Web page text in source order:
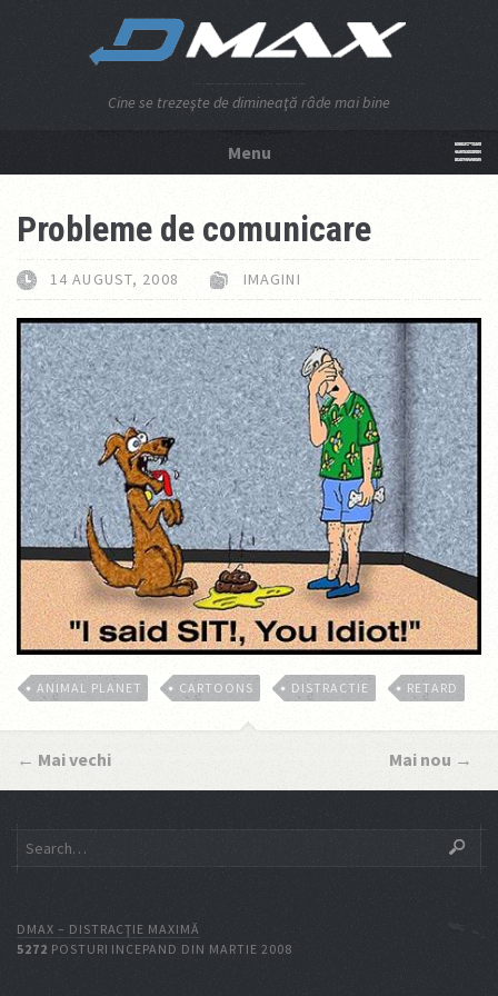
Cine se trezeşte de dimineaţă râde mai bine
Menu
Probleme de comunicare
14 AUGUST, 2008 IMAGINI
ANIMAL PLANET CARTOONS DISTRACTIE RETARD
← Mai vechi Mai nou →
DMAX – DISTRACŢIE MAXIMĂ
5272 POSTURI INCEPAND DIN MARTIE 2008